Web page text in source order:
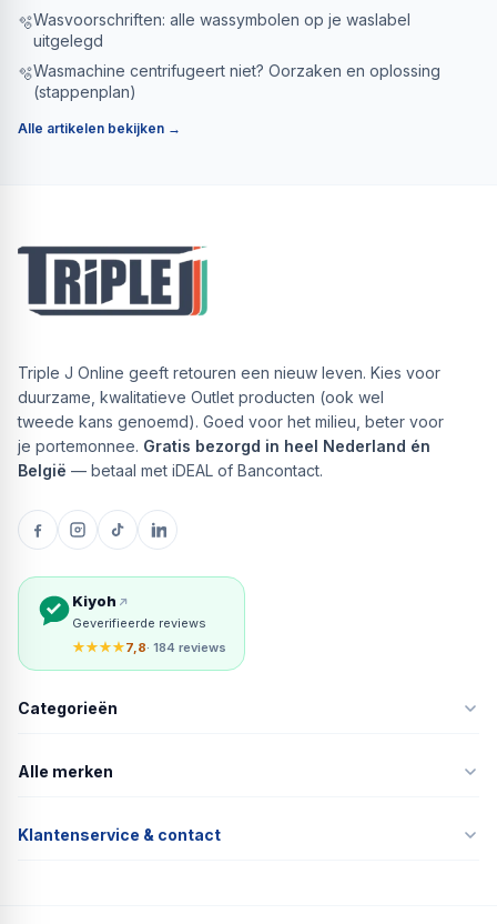
🫧Wasvoorschriften: alle wassymbolen op je waslabel
uitgelegd
🫧Wasmachine centrifugeert niet? Oorzaken en oplossing
(stappenplan)
Alle artikelen bekijken →
Triple J Online geeft retouren een nieuw leven. Kies voor
duurzame, kwalitatieve Outlet producten (ook wel
tweede kans genoemd). Goed voor het milieu, beter voor
je portemonnee. Gratis bezorgd in heel Nederland én
België — betaal met iDEAL of Bancontact.
Kiyoh
Geverifieerde reviews
★★★★7,8· 184 reviews
Categorieën
Alle merken
Klantenservice & contact